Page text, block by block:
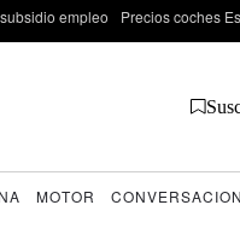
empleo Precios coches
MOTOR